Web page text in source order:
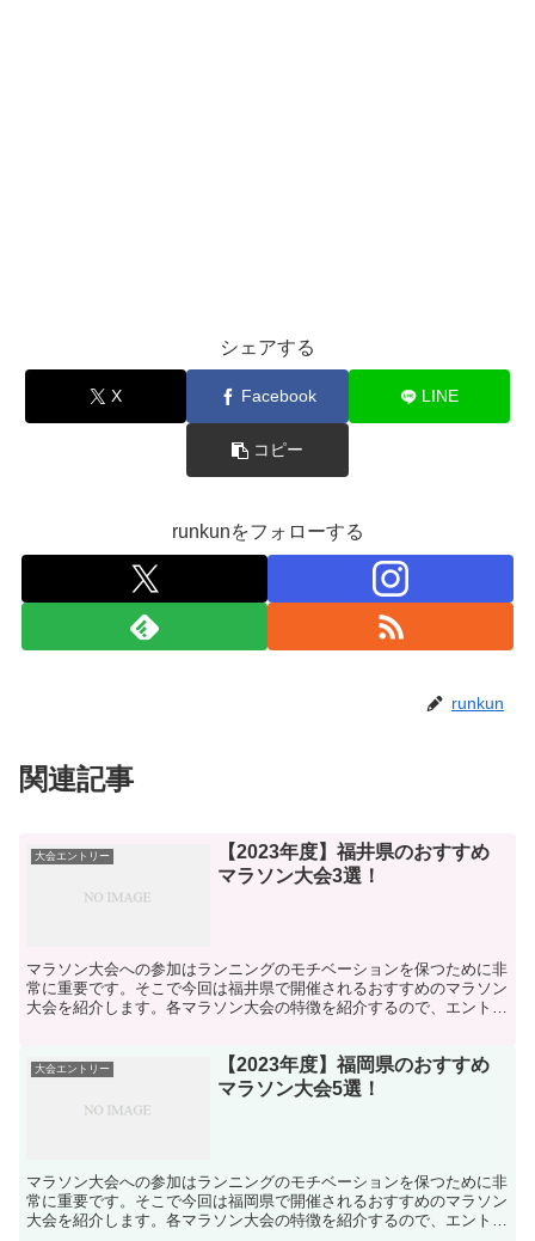
シェアする
X Facebook LINE
コピー
runkunをフォローする
runkun
関連記事
大会エントリー
【2023年度】福井県のおすすめ
マラソン大会3選！
マラソン大会への参加はランニングのモチベーションを保つために非
常に重要です。そこで今回は福井県で開催されるおすすめのマラソン
大会を紹介します。各マラソン大会の特徴を紹介するので、エントリ
大会エントリー
【2023年度】福岡県のおすすめ
マラソン大会5選！
マラソン大会への参加はランニングのモチベーションを保つために非
常に重要です。そこで今回は福岡県で開催されるおすすめのマラソン
大会を紹介します。各マラソン大会の特徴を紹介するので、エントリ